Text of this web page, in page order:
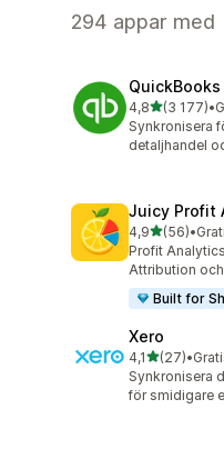
294 appar med
QuickBooks
4,8av 5(3 177)
3177 •
Synkronisera
detaljhandel
Juicy Profit
4,9av 5(56)
56 •
Profit
Attribution och
Built for
Xero
4,1av 5 stjärnor
(27)
27 •
Synkronisera
för smidigare